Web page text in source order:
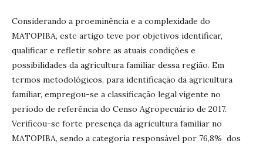
Considerando a proeminência e a complexidade do
MATOPIBA, este artigo teve por objetivos identificar,
qualificar e refletir sobre as atuais condições e
possibilidades da agricultura familiar dessa região. Em
termos metodológicos, para identificação da agricultura
familiar, empregou-se a classificação legal vigente no
período de referência do Censo Agropecuário de 2017.
Verificou-se forte presença da agricultura familiar no
MATOPIBA, sendo a categoria responsável por 76,8% dos